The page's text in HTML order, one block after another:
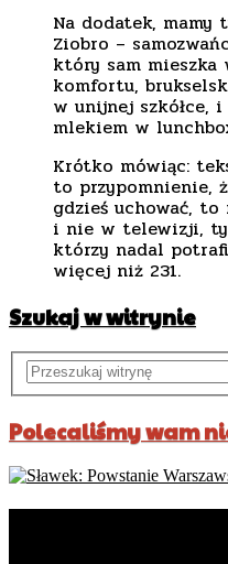
Na dodatek, mamy
Ziobro –
który sam
komfortu,
w unijnej szkółce,
mlekiem w
Krótko mówiąc:
to przypomnienie,
gdzieś uchować,
i nie w telewizji,
którzy nadal
więcej niż 231.
Szukaj w witrynie
Polecaliśmy wam